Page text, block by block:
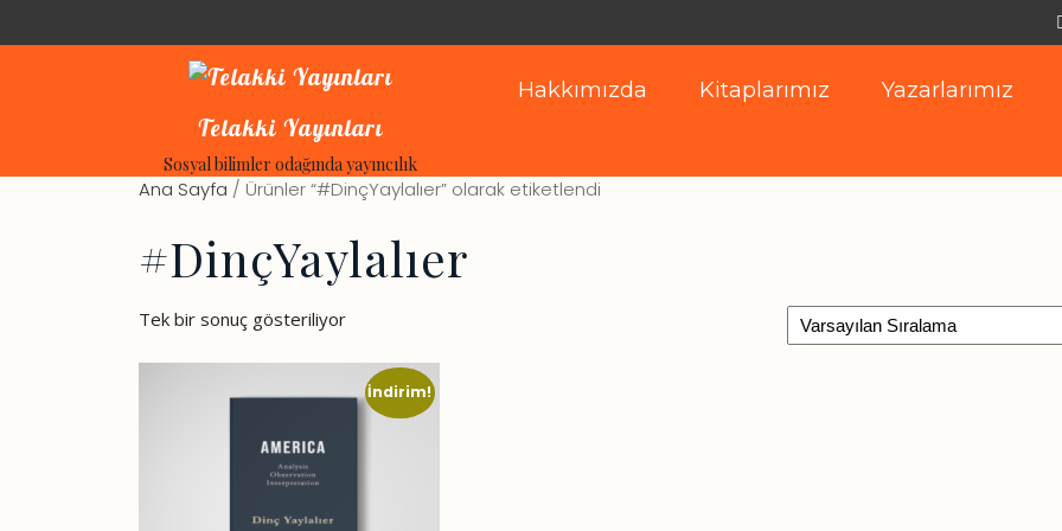
Telakki Yayınları
Sosyal bilimler odağında yayıncılık
Hakkımızda Kitaplarımız Yazarlarımız
Ana Sayfa / Ürünler “#DinçYaylalıer” olarak etiketlendi
#DinçYaylalıer
Tek bir sonuç gösteriliyor
İndirim!